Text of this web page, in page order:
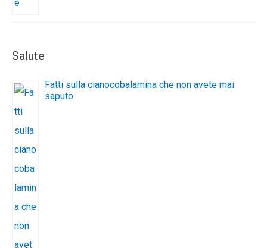
Salute
Fatti sulla cianocobalamina che non avete mai
saputo